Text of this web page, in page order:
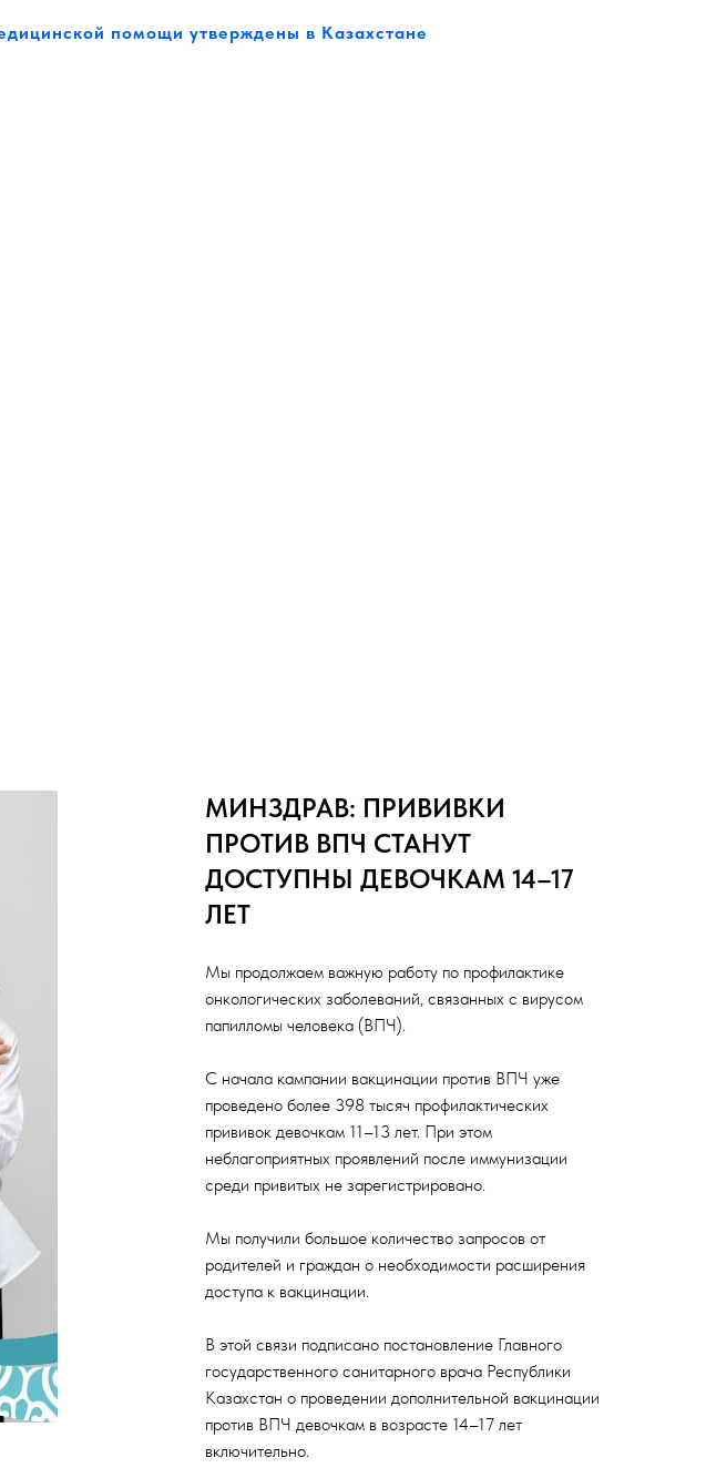
помощи утверждены в Казахстане
МИНЗДРАВ: ПРИВИВКИ
ПРОТИВ ВПЧ СТАНУТ
ДОСТУПНЫ ДЕВОЧКАМ 14–17
ЛЕТ
Мы продолжаем важную работу по профилактике
онкологических заболеваний, связанных с вирусом
папилломы человека (ВПЧ).
С начала кампании вакцинации против ВПЧ уже
проведено более 398 тысяч профилактических
прививок девочкам 11–13 лет. При этом
неблагоприятных проявлений после иммунизации
среди привитых не зарегистрировано.
Мы получили большое количество запросов от
родителей и граждан о необходимости расширения
доступа к вакцинации.
В этой связи подписано постановление Главного
государственного санитарного врача Республики
Казахстан о проведении дополнительной вакцинации
против ВПЧ девочкам в возрасте 14–17 лет
включительно.